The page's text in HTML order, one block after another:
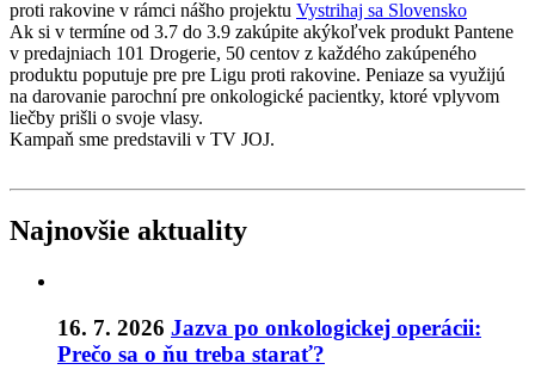
proti rakovine v rámci nášho projektu Vystrihaj sa Slovensko
Ak si v termíne od 3.7 do 3.9 zakúpite akýkoľvek produkt Pantene
v predajniach 101 Drogerie, 50 centov z každého zakúpeného
produktu poputuje pre pre Ligu proti rakovine. Peniaze sa využijú
na darovanie parochní pre onkologické pacientky, ktoré vplyvom
liečby prišli o svoje vlasy.
Kampaň sme predstavili v TV JOJ.
Najnovšie aktuality
16. 7. 2026 Jazva po onkologickej operácii:
Prečo sa o ňu treba starať?